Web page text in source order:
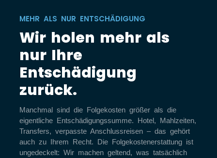
MEHR ALS NUR ENTSCHÄDIGUNG
Wir holen mehr als
nur Ihre
Entschädigung
zurück.
Manchmal sind die Folgekosten größer als die
eigentliche Entschädigungssumme. Hotel, Mahlzeiten,
Transfers, verpasste Anschlussreisen – das gehört
auch zu Ihrem Recht. Die Folgekostenerstattung ist
ungedeckelt: Wir machen geltend, was tatsächlich